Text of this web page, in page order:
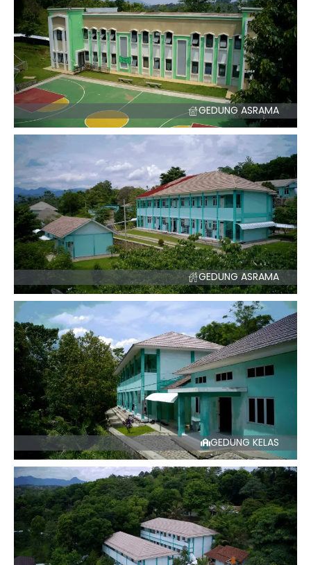
GEDUNG ASRAMA
GEDUNG ASRAMA
GEDUNG KELAS